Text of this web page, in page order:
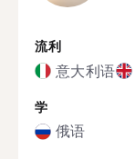
流利
意大利语
学
俄语